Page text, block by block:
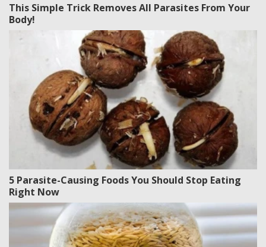
This Simple Trick Removes All Parasites From Your
Body!
5 Parasite-Causing Foods You Should Stop Eating
Right Now